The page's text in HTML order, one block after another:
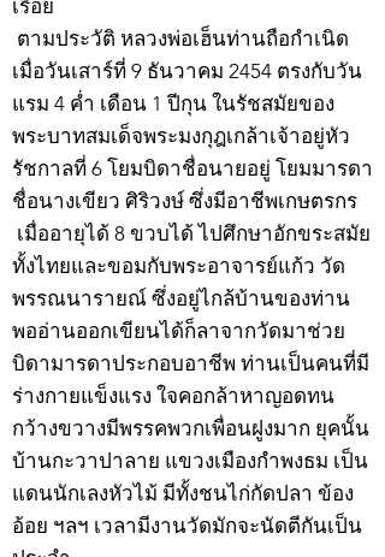
เรื่อย
ตามประวัติ หลวงพ่อเฮ็นท่านถือกำเนิด
เมื่อวันเสาร์ที่ 9 ธันวาคม 2454 ตรงกับวัน
แรม 4 ค่ำ เดือน 1 ปีกุน ในรัชสมัยของ
พระบาทสมเด็จพระมงกุฎเกล้าเจ้าอยู่หัว
รัชกาลที่ 6 โยมบิดาชื่อนายอยู่ โยมมารดา
ชื่อนางเขียว ศิริวงษ์ ซึ่งมีอาชีพเกษตรกร
เมื่ออายุได้ 8 ขวบได้ ไปศึกษาอักขระสมัย
ทั้งไทยและขอมกับพระอาจารย์แก้ว วัด
พรรณนารายณ์ ซึ่งอยู่ไกล้บ้านของท่าน
พออ่านออกเขียนได้ก็ลาจากวัดมาช่วย
บิดามารดาประกอบอาชีพ ท่านเป็นคนที่มี
ร่างกายแข็งแรง ใจคอกล้าหาญอดทน
กว้างขวางมีพรรคพวกเพื่อนฝูงมาก ยุคนั้น
บ้านกะวาปาลาย แขวงเมืองกำพงธม เป็น
แดนนักเลงหัวไม้ มีทั้งชนไก่กัดปลา ข้อง
อ้อย ฯลฯ เวลามีงานวัดมักจะนัดตีกันเป็น